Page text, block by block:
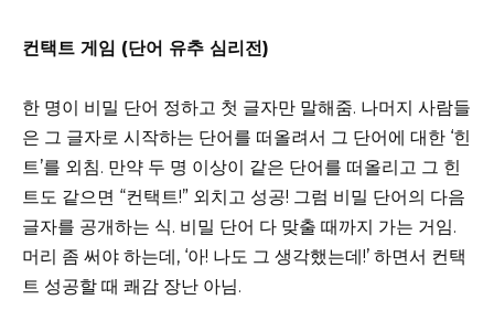
컨택트 게임 (단어 유추 심리전)
한 명이 비밀 단어 정하고 첫 글자만 말해줌. 나머지 사람들
은 그 글자로 시작하는 단어를 떠올려서 그 단어에 대한 ‘힌
트’를 외침. 만약 두 명 이상이 같은 단어를 떠올리고 그 힌
트도 같으면 “컨택트!” 외치고 성공! 그럼 비밀 단어의 다음
글자를 공개하는 식. 비밀 단어 다 맞출 때까지 가는 거임.
머리 좀 써야 하는데, ‘아! 나도 그 생각했는데!’ 하면서 컨택
트 성공할 때 쾌감 장난 아님.